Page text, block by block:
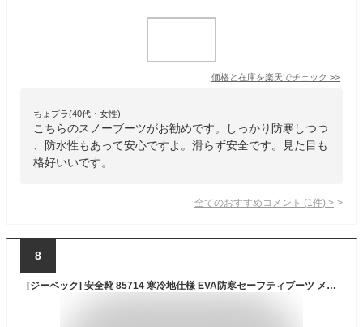
価格と在庫を楽天でチェック >>
ちょプラ(40代・女性)
こちらのスノーブーツがお勧めです。しっかり防寒しつつ
、防水性もあって安心ですよ。滑らず安全です。見た目も
格好いいです。
全てのおすすめコメント (1 件) >
8
[ジーベック] 安全靴 85714 寒冷地仕様 EVA防寒セーフティブーツ メンズ カーキ 29 cm 4E